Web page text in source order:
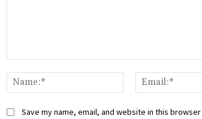
Name:*
Save my name, email, and website in this